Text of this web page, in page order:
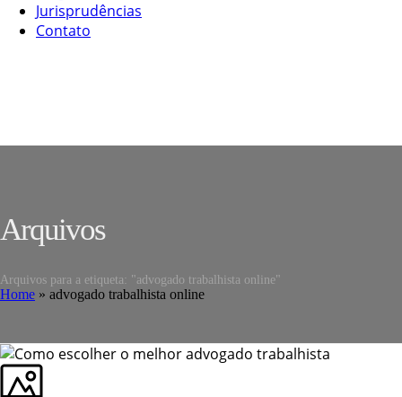
Jurisprudências
Contato
Arquivos
Arquivos para a etiqueta: "advogado trabalhista online"
Home » advogado trabalhista online